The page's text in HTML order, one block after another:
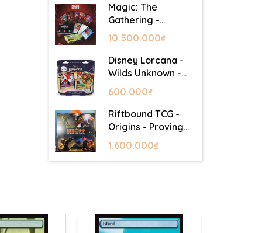
Magic: The
Gathering -
Mystery Booster 2
- Festival in a Box
(Las Vegas 2026)
10.500.000₫
Disney Lorcana -
Wilds Unknown -
Starter Set
600.000₫
Riftbound TCG -
Origins - Proving
Grounds Box Set
1.600.000₫